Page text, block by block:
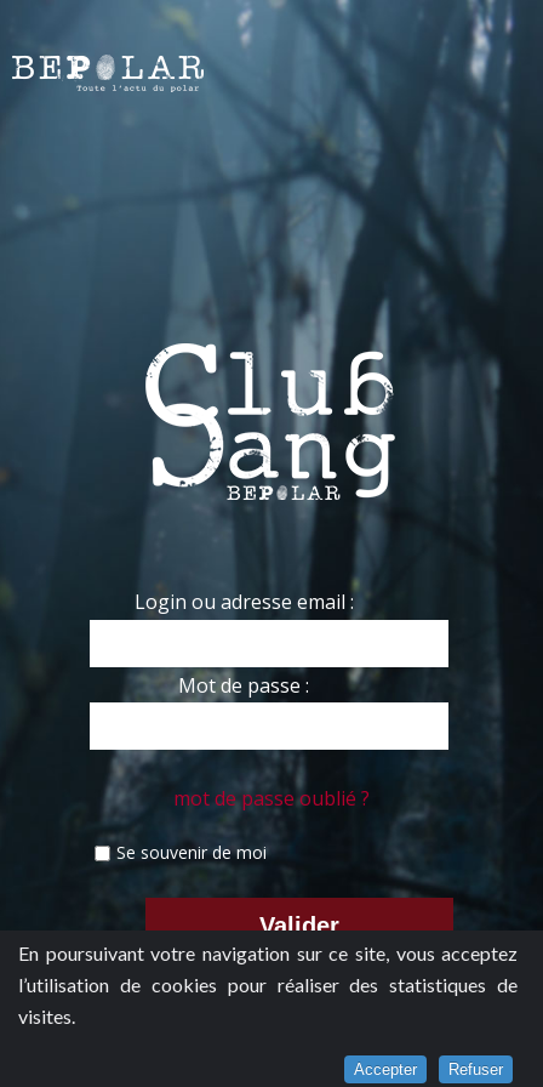
En poursuivant votre navigation sur ce site, vous acceptez
l’utilisation de cookies pour réaliser des statistiques de
visites.
Accepter Refuser
Login ou adresse email :
Mot de passe :
mot de passe oublié ?
Se souvenir de moi